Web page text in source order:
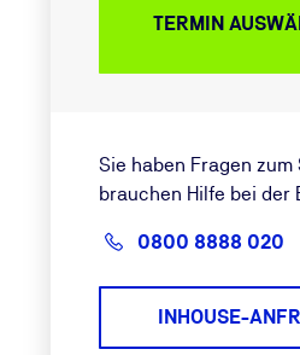
TERMIN
Sie haben Fragen
brauchen Hilfe bei der
0800 8888 020
INHOUSE-